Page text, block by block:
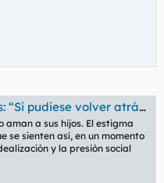
atrás, no me quedaría embarazada”
a sus hijos. El estigma
se sienten así, en un momento
y la presión social